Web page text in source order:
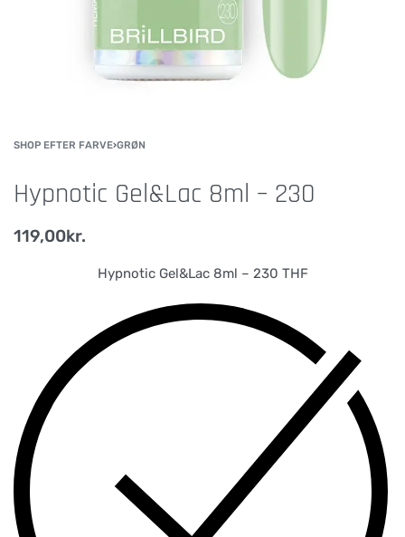
SHOP EFTER FARVE›GRØN
Hypnotic Gel&Lac 8ml – 230
119,00kr.
Hypnotic Gel&Lac 8ml – 230 THF